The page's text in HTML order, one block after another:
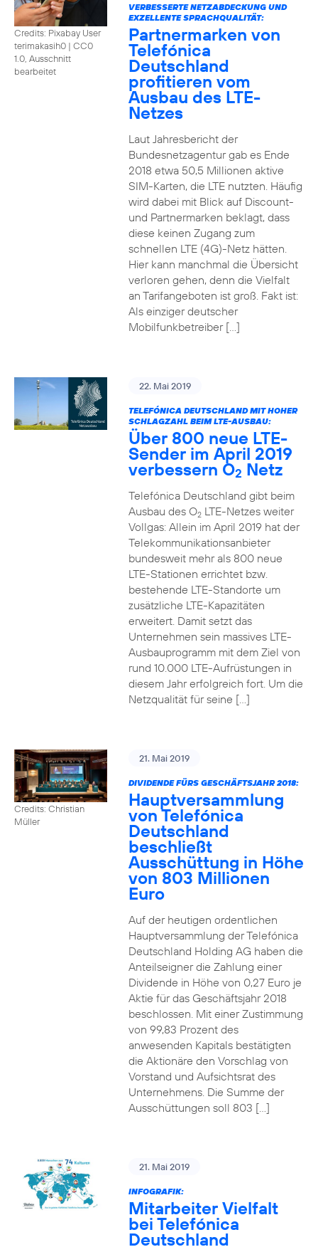
Credits: Pixabay User
terimakasih0 | CC0
1.0, Ausschnitt
bearbeitet
VERBESSERTE NETZABDECKUNG UND
EXZELLENTE SPRACHQUALITÄT:
Partnermarken von
Telefónica
Deutschland
profitieren vom
Ausbau des LTE-
Netzes
Laut Jahresbericht der
Bundesnetzagentur gab es Ende
2018 etwa 50,5 Millionen aktive
SIM-Karten, die LTE nutzten. Häufig
wird dabei mit Blick auf Discount-
und Partnermarken beklagt, dass
diese keinen Zugang zum
schnellen LTE (4G)-Netz hätten.
Hier kann manchmal die Übersicht
verloren gehen, denn die Vielfalt
an Tarifangeboten ist groß. Fakt ist:
Als einziger deutscher
Mobilfunkbetreiber […]
22. Mai 2019
TELEFÓNICA DEUTSCHLAND MIT HOHER
SCHLAGZAHL BEIM LTE-AUSBAU:
Über 800 neue LTE-
Sender im April 2019
verbessern O2 Netz
Telefónica Deutschland gibt beim
Ausbau des O2LTE-Netzes weiter
Vollgas: Allein im April 2019 hat der
Telekommunikationsanbieter
bundesweit mehr als 800 neue
LTE-Stationen errichtet bzw.
bestehende LTE-Standorte um
zusätzliche LTE-Kapazitäten
erweitert. Damit setzt das
Unternehmen sein massives LTE-
Ausbauprogramm mit dem Ziel von
rund 10.000 LTE-Aufrüstungen in
diesem Jahr erfolgreich fort. Um die
Netzqualität für seine […]
Credits: Christian
Müller
21. Mai 2019
DIVIDENDE FÜRS GESCHÄFTSJAHR 2018:
Hauptversammlung
von Telefónica
Deutschland
beschließt
Ausschüttung in Höhe
von 803 Millionen
Euro
Auf der heutigen ordentlichen
Hauptversammlung der Telefónica
Deutschland Holding AG haben die
Anteilseigner die Zahlung einer
Dividende in Höhe von 0,27 Euro je
Aktie für das Geschäftsjahr 2018
beschlossen. Mit einer Zustimmung
von 99,83 Prozent des
anwesenden Kapitals bestätigten
die Aktionäre den Vorschlag von
Vorstand und Aufsichtsrat des
Unternehmens. Die Summe der
Ausschüttungen soll 803 […]
21. Mai 2019
INFOGRAFIK:
Mitarbeiter Vielfalt
bei Telefónica
Deutschland